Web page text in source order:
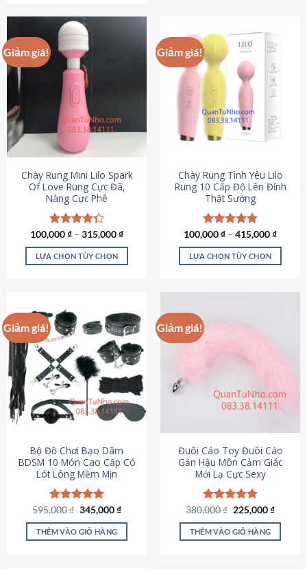
nhiều
biến
thể.
Các
chọn
thể
chọn
trên
trang
sản
phẩm
Giảm giá!
Chày Rung Mini Lilo Spark
Of Love Rung Cực Đã,
Nàng Cực Phê
Được xếp
hạng4.33
5 sao
100,000₫ – 315,000₫
LỰA CHỌN TÙY CHỌN
có
nhiều
biến
thể.
Các
tùy
chọn
có
chọn
trên
trang
sản
phẩm
Giảm giá!
Chày Rung Tình Yêu Lilo
Rung 10 Cấp Độ Lên Đỉnh
Thật Sướng
Được xếp
hạng4.94
5 sao
100,000₫ – 415,000₫
LỰA CHỌN TÙY CHỌN
biến
thể.
chọn
chọn
trên
trang
sản
phẩm
Giảm giá!
Bộ Đồ Chơi Bạo Dâm
BDSM 10 Món Cao Cấp Có
Lót Lông Mềm Mịn
Được xếp
hạng4.88
5 sao
595,000₫ Giá
là:
595,000 ₫.
345,000₫Giá
tại
THÊM VÀO GIỎ HÀNG
Giảm giá!
Đuôi Cáo Toy Đuôi Cáo
Gắn Hậu Môn Cảm Giác
Mới Lạ Cực Sexy
Được xếp
hạng4.88
5 sao
380,000₫ Giá
là:
380,000 ₫.
225,000₫Giá
tại
THÊM VÀO GIỎ HÀNG